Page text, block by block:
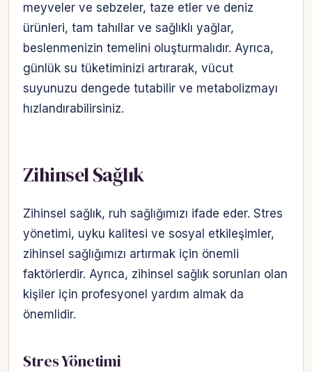
meyveler ve sebzeler, taze etler ve deniz
ürünleri, tam tahıllar ve sağlıklı yağlar,
beslenmenizin temelini oluşturmalıdır. Ayrıca,
günlük su tüketiminizi artırarak, vücut
suyunuzu dengede tutabilir ve metabolizmayı
hızlandırabilirsiniz.
Zihinsel Sağlık
Zihinsel sağlık, ruh sağlığımızı ifade eder. Stres
yönetimi, uyku kalitesi ve sosyal etkileşimler,
zihinsel sağlığımızı artırmak için önemli
faktörlerdir. Ayrıca, zihinsel sağlık sorunları olan
kişiler için profesyonel yardım almak da
önemlidir.
Stres Yönetimi